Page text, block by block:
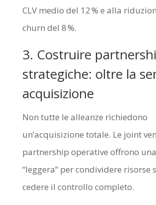
CLV medio del 12 % e alla
churn del 8 %.
3. Costruire
strategiche: oltre la
acquisizione
Non tutte le alleanze richiedono
un’acquisizione totale. Le joint
partnership operative offrono
“leggera” per condividere risorse
cedere il controllo completo.